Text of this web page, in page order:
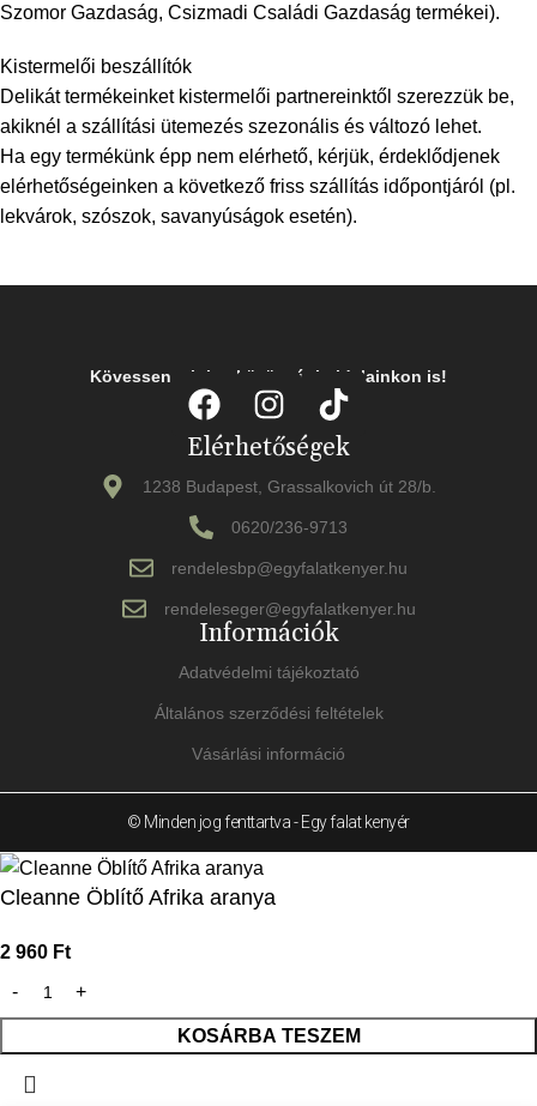
Szomor Gazdaság, Csizmadi Családi Gazdaság termékei).
Kistermelői beszállítók
Delikát termékeinket kistermelői partnereinktől szerezzük be,
akiknél a szállítási ütemezés szezonális és változó lehet.
Ha egy termékünk épp nem elérhető, kérjük, érdeklődjenek
elérhetőségeinken a következő friss szállítás időpontjáról (pl.
lekvárok, szószok, savanyúságok esetén).
Kövessen minket közösségi oldalainkon is!
Elérhetőségek
1238 Budapest, Grassalkovich út 28/b.
0620/236-9713
rendelesbp@egyfalatkenyer.hu
rendeleseger@egyfalatkenyer.hu
Információk
Adatvédelmi tájékoztató
Általános szerződési feltételek
Vásárlási információ
© Minden jog fenttartva - Egy falat kenyér
Cleanne Öblítő Afrika aranya
2 960 Ft
KOSÁRBA TESZEM